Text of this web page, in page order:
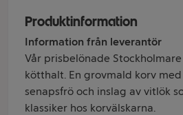
Produktinformation
Information från leverantör
Vår prisbelönade
kötthalt. En grovmald korv
senapsfrö och inslag av vitlök
klassiker hos korvälskarna.